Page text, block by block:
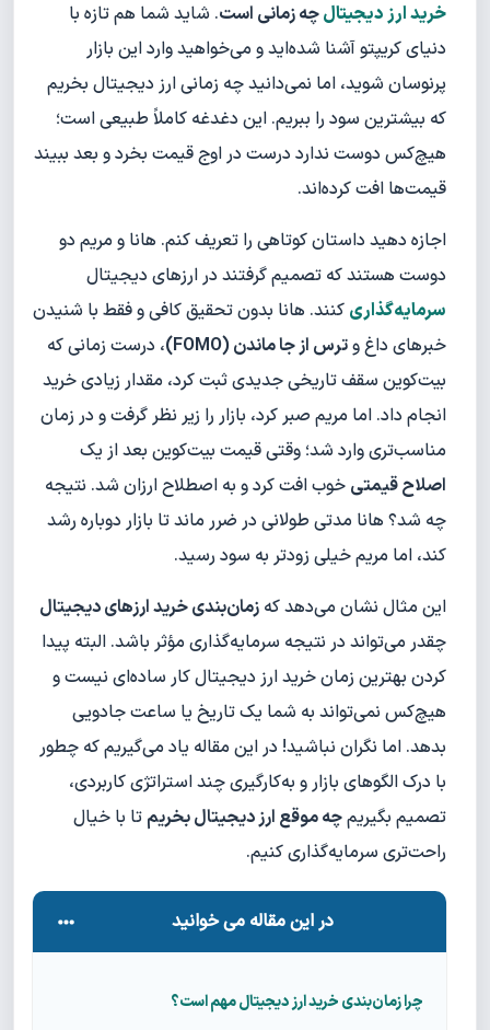
خرید ارز دیجیتالچه زمانی است. شاید شما هم تازه با
دنیای کریپتو آشنا شده‌اید و می‌خواهید وارد این بازار
پرنوسان شوید، اما نمی‌دانید چه زمانی ارز دیجیتال بخریم
که بیشترین سود را ببریم. این دغدغه کاملاً طبیعی است؛
هیچ‌کس دوست ندارد درست در اوج قیمت بخرد و بعد ببیند
قیمت‌ها افت کرده‌اند.
اجازه دهید داستان کوتاهی را تعریف کنم. هانا و مریم دو
دوست هستند که تصمیم گرفتند در ارزهای دیجیتال
سرمایه‌گذاری کنند. هانا بدون تحقیق کافی و فقط با شنیدن
خبرهای داغ وترس از جا ماندن (FOMO)
، درست زمانی که
بیت‌کوین سقف تاریخی جدیدی ثبت کرد، مقدار زیادی خرید
انجام داد. اما مریم صبر کرد، بازار را زیر نظر گرفت و در زمان
مناسب‌تری وارد شد؛ وقتی قیمت بیت‌کوین بعد از یک
اصلاح قیمتی خوب افت کرد و به اصطلاح ارزان شد. نتیجه
چه شد؟ هانا مدتی طولانی در ضرر ماند تا بازار دوباره رشد
کند، اما مریم خیلی زودتر به سود رسید.
این مثال نشان می‌دهد که زمان‌بندی خرید ارزهای دیجیتال
چقدر می‌تواند در نتیجه سرمایه‌گذاری مؤثر باشد. البته پیدا
کردن بهترین زمان خرید ارز دیجیتال کار ساده‌ای نیست و
هیچ‌کس نمی‌تواند به شما یک تاریخ یا ساعت جادویی
بدهد. اما نگران نباشید! در این مقاله یاد می‌گیریم که چطور
با درک الگوهای بازار و به‌کارگیری چند استراتژی کاربردی،
تصمیم بگیریمچه موقع ارز دیجیتال بخریم تا با خیال
راحت‌تری سرمایه‌گذاری کنیم.
در این مقاله می خوانید
چرا زمان‌بندی خرید ارز دیجیتال مهم است؟